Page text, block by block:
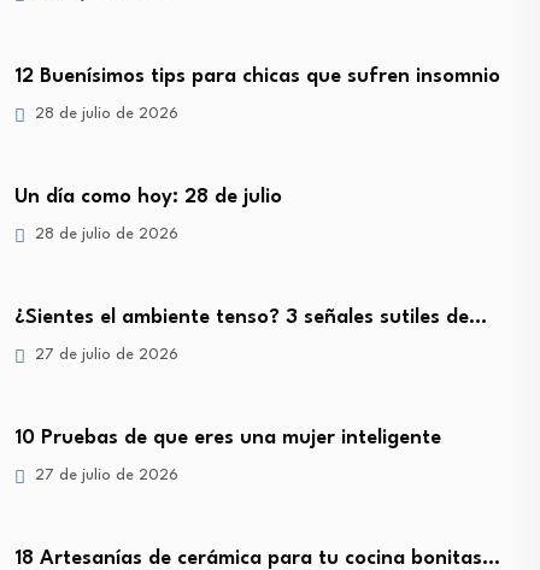
12 Buenísimos tips para chicas que sufren insomnio
28 de julio de 2026
Un día como hoy: 28 de julio
28 de julio de 2026
¿Sientes el ambiente tenso? 3 señales sutiles de…
27 de julio de 2026
10 Pruebas de que eres una mujer inteligente
27 de julio de 2026
18 Artesanías de cerámica para tu cocina bonitas…